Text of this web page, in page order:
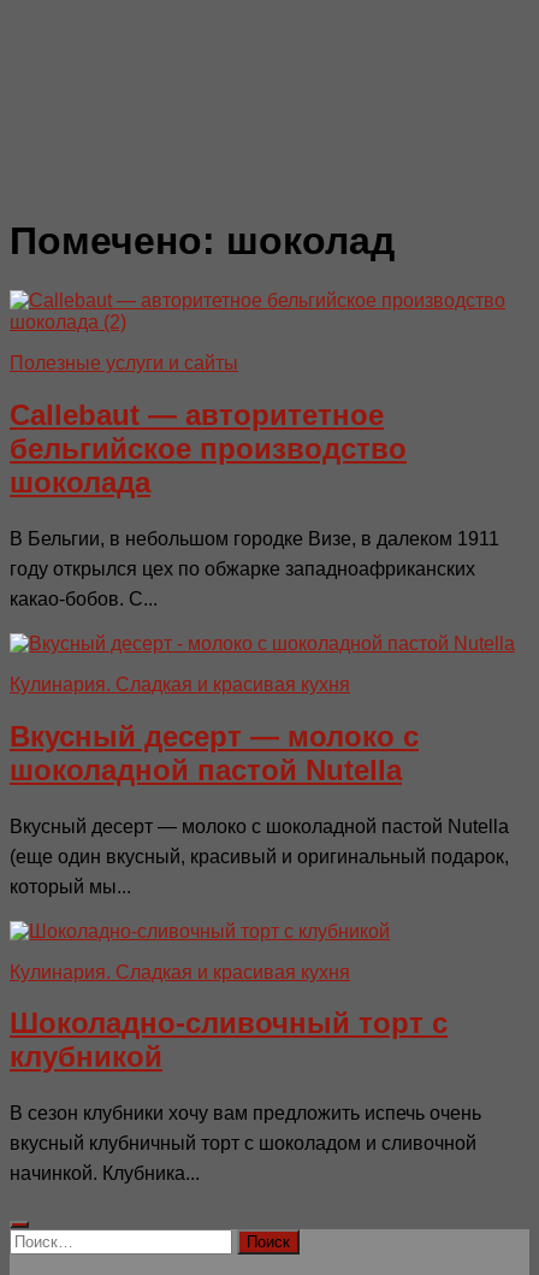
Помечено: шоколад
Полезные услуги и сайты
Callebaut — авторитетное
бельгийское производство
шоколада
В Бельгии, в небольшом городке Визе, в далеком 1911
году открылся цех по обжарке западноафриканских
какао-бобов. С...
Кулинария. Сладкая и красивая кухня
Вкусный десерт — молоко с
шоколадной пастой Nutella
Вкусный десерт — молоко с шоколадной пастой Nutella
(еще один вкусный, красивый и оригинальный подарок,
который мы...
Кулинария. Сладкая и красивая кухня
Шоколадно-сливочный торт с
клубникой
В сезон клубники хочу вам предложить испечь очень
вкусный клубничный торт с шоколадом и сливочной
начинкой. Клубника...
Найти: